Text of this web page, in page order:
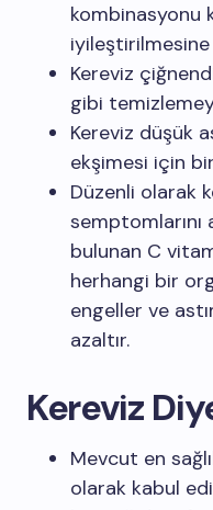
kombinasyonu
iyileştirilmesine
Kereviz
gibi
Kereviz düşük
ekşimesi için
Düzenli olarak
semptomlarını
bulunan C
herhangi bir
engeller ve
azaltır.
Kereviz
Mevcut en
olarak kabul